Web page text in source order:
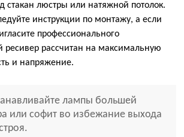
стакан люстры или натяжной потолок.
инструкции по монтажу, а если
профессионального
ресивер рассчитан на максимальную
и напряжение.
лампы большей
или софит во избежание выхода